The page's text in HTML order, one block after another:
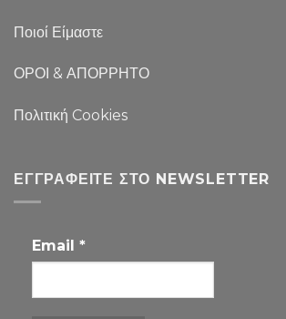
Ποιοί Είμαστε
ΟΡΟΙ & ΑΠΟΡΡΗΤΟ
Πολιτική Cookies
ΕΓΓΡΑΦΕΊΤΕ ΣΤΟ NEWSLETTER
Email *